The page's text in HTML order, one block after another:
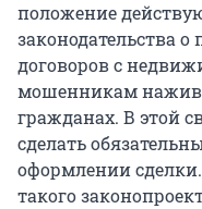
положение
законодательства
договоров с
мошенникам
гражданах. В этой
сделать
оформлении
такого